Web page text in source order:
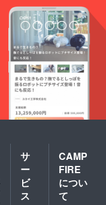
ショー
トムー
ビーな
ので、
修正お
直し対
応は致
しかね
ます。
日にこ
の内容
を記載
意書に
お客様
のサイ
ンをお
願いし
ます。
サ
ー
ビ
ス
CAMP
FIRE
につい
て